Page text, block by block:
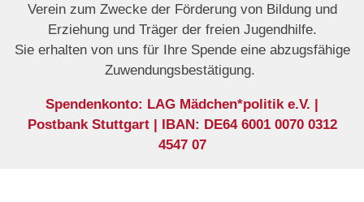
Verein zum Zwecke der Förderung von Bildung und
Erziehung und Träger der freien Jugendhilfe.
Sie erhalten von uns für Ihre Spende eine abzugsfähige
Zuwendungsbestätigung.
Spendenkonto: LAG Mädchen*politik e.V. |
Postbank Stuttgart | IBAN: DE64 6001 0070 0312
4547 07